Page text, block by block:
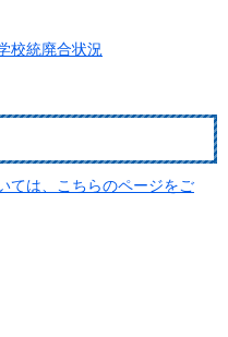
校統廃合状況
ては、こちらのページをご